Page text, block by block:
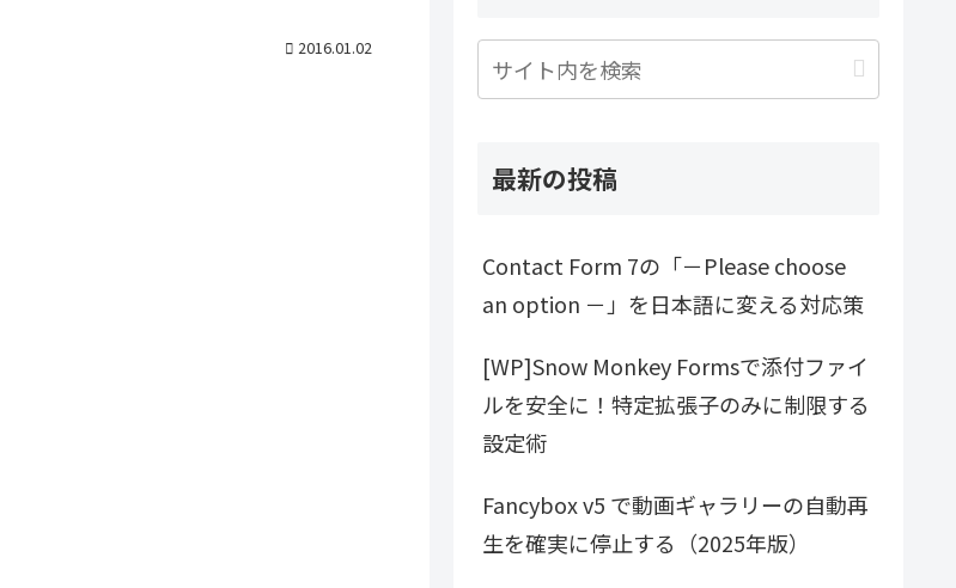
2016.01.02
最新の投稿
Contact Form 7の「－Please choose
an option －」を日本語に変える対応策
[WP]Snow Monkey Formsで添付ファイ
ルを安全に！特定拡張子のみに制限する
設定術
Fancybox v5 で動画ギャラリーの自動再
生を確実に停止する（2025年版）